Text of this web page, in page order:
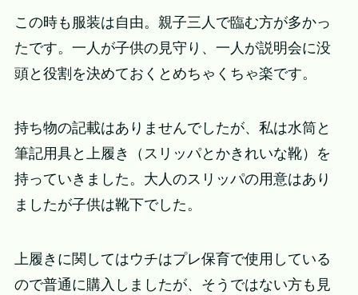
この時も服装は自由。親子三人で臨む方が多かっ
たです。一人が子供の見守り、一人が説明会に没
頭と役割を決めておくとめちゃくちゃ楽です。
持ち物の記載はありませんでしたが、私は水筒と
筆記用具と上履き（スリッパとかきれいな靴）を
持っていきました。大人のスリッパの用意はあり
ましたが子供は靴下でした。
上履きに関してはウチはプレ保育で使用している
ので普通に購入しましたが、そうではない方も見